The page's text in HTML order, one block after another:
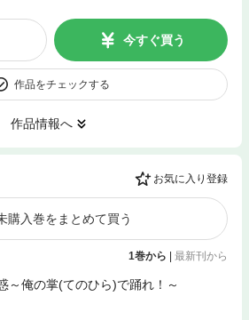
今すぐ買う
作品をチェックする
作品情報へ
お気に入り登録
購入巻をまとめて買う
1巻から | 最新刊から
～俺の掌(てのひら)で踊れ！～